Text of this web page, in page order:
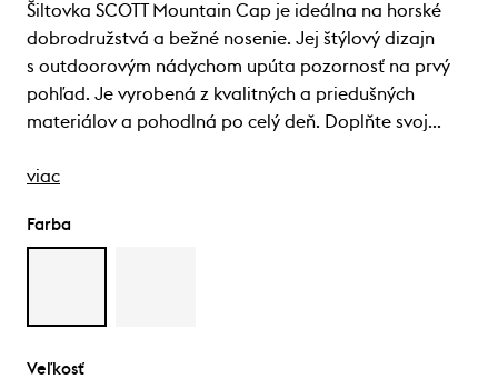
Šiltovka SCOTT Mountain Cap je ideálna na horské
dobrodružstvá a bežné nosenie. Jej štýlový dizajn
s outdoorovým nádychom upúta pozornosť na prvý
pohľad. Je vyrobená z kvalitných a priedušných
materiálov a pohodlná po celý deň. Doplňte svoj…
viac
Farba
Veľkosť